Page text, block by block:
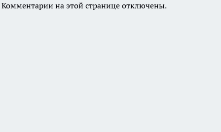
Комментарии на этой странице отключены.